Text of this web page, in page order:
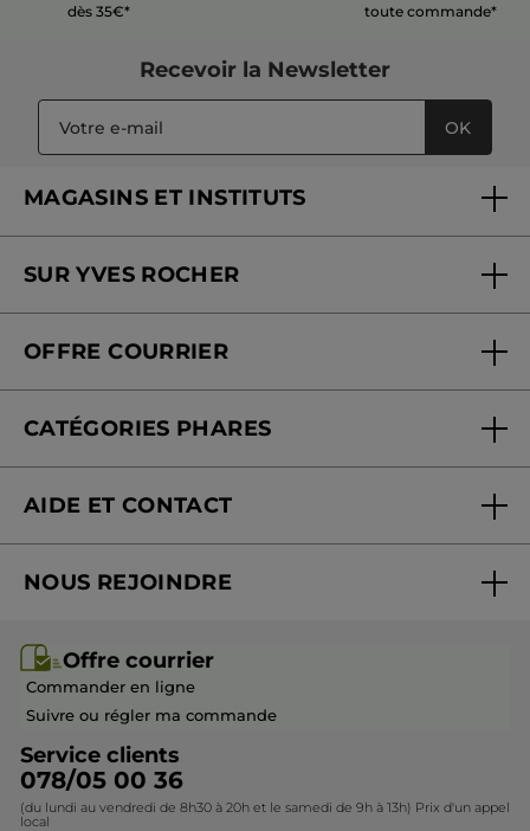
dès 35€*
toute commande*
Recevoir la Newsletter
OK
MAGASINS ET INSTITUTS
Soins en institut
SUR YVES ROCHER
Nos engagements
Blog Act Beautiful
OFFRE COURRIER
CATÉGORIES PHARES
Promotions
Idées cadeaux
Collection de Noël
AIDE ET CONTACT
Mes cadeaux
Questions & Réponses
Contactez-nous
NOUS REJOINDRE
Devenir franchisé ou gérant
Offre courrier
Commander en ligne
Suivre ou régler ma commande
Service clients
078/05 00 36
(du lundi au vendredi de 8h30 à 20h et le samedi de 9h à 13h) Prix d'un appel
local